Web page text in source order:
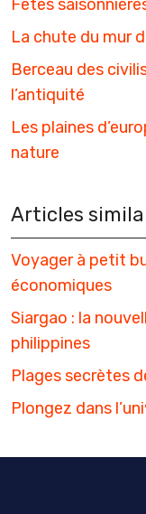
Fêtes
La chute du mur
Berceau des
l’antiquité
Les plaines
nature
Articles
Voyager à petit
économiques
Siargao : la
philippines
Plages secrètes
Plongez dans